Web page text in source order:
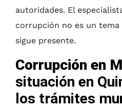
autoridades. El
corrupción no es un tema
sigue presente.
Corrupción en
situación en
los trámites